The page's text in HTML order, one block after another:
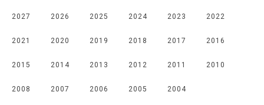
2027 2026 2025 2024 2023 2022
2021 2020 2019 2018 2017 2016
2015 2014 2013 2012 2011 2010
2008 2007 2006 2005 2004